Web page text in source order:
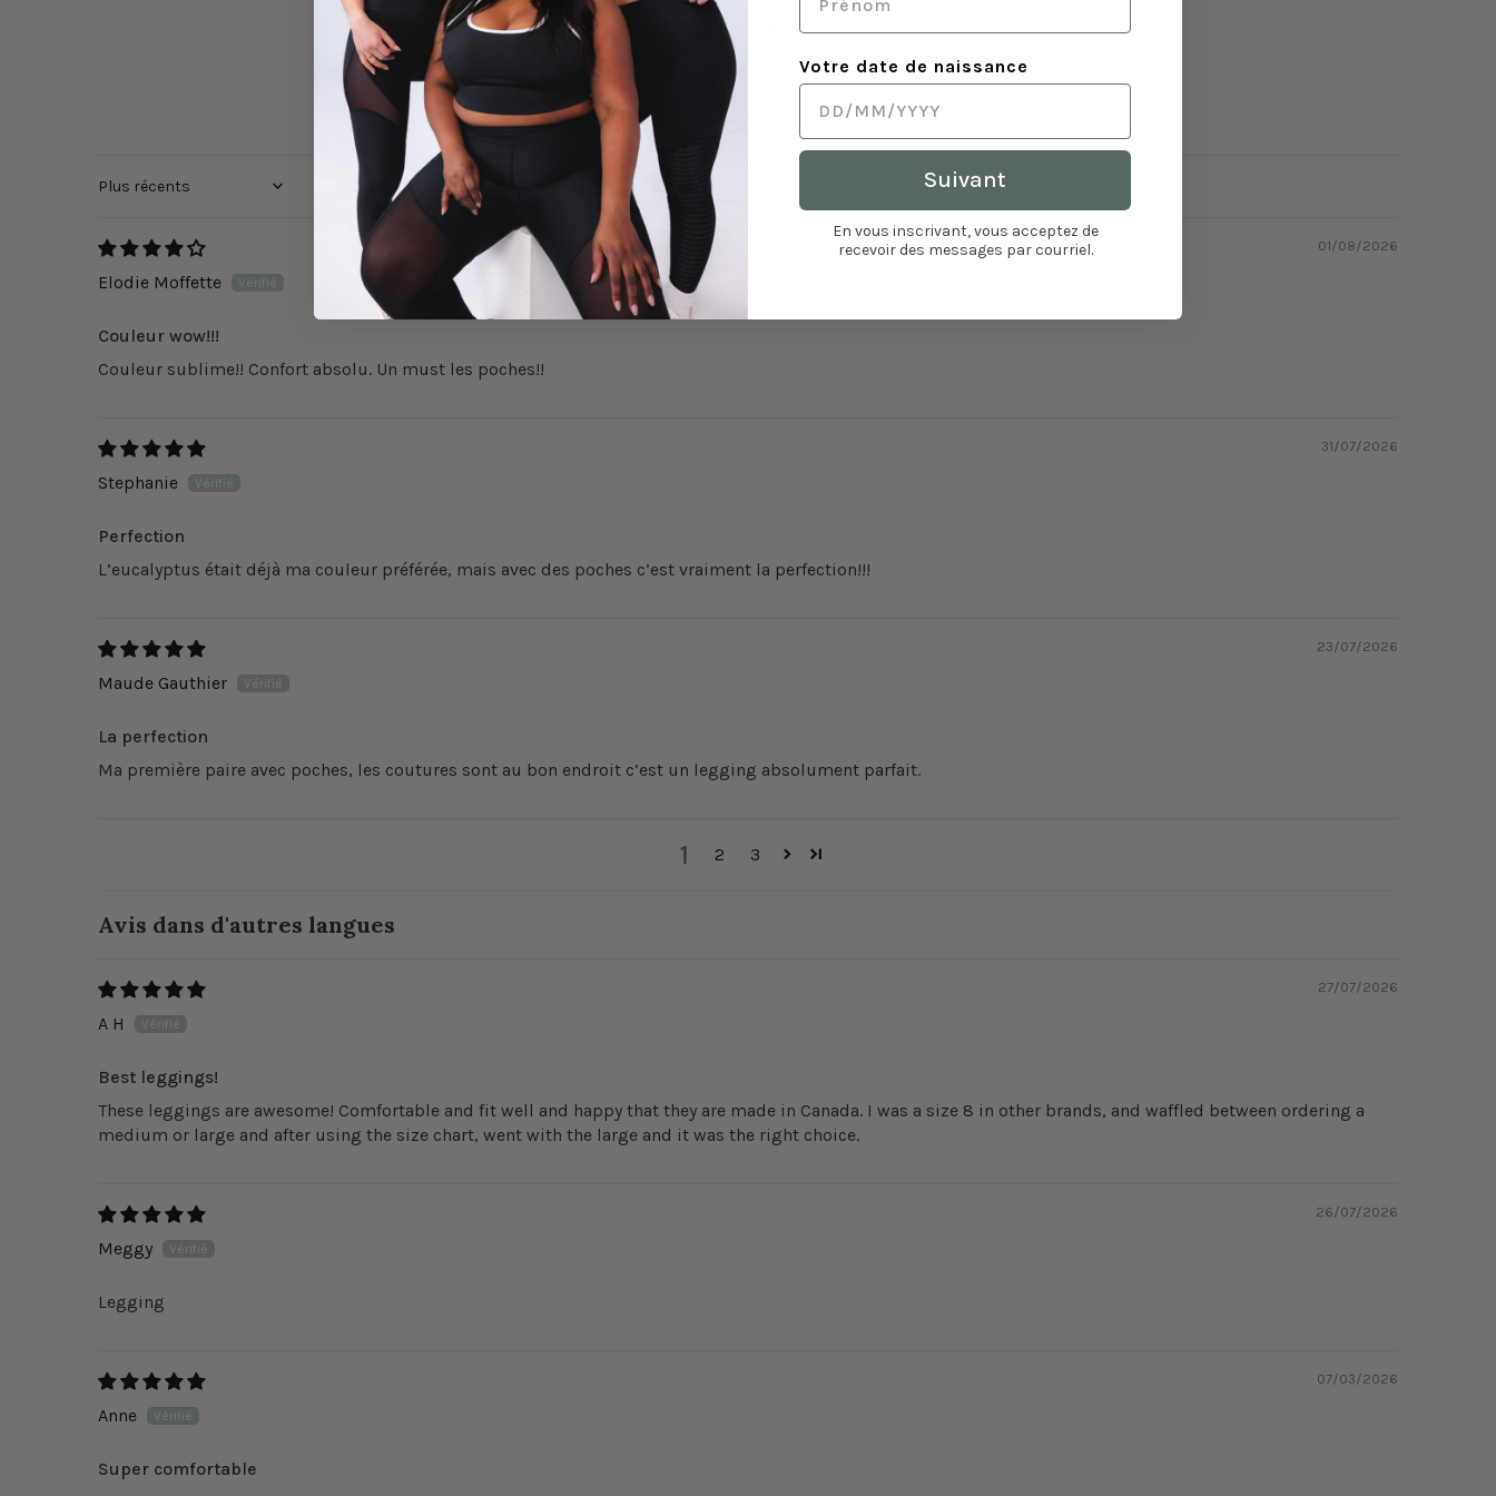
93.4
Sort by
01/08/2026
Elodie Moffette
Couleur wow!!!
Couleur sublime!! Confort absolu. Un must les poches!!
31/07/2026
Stephanie
Perfection
L’eucalyptus était déjà ma couleur préférée, mais avec des poches c’est vraiment la perfection!!!
23/07/2026
Maude Gauthier
La perfection
Ma première paire avec poches, les coutures sont au bon endroit c’est un legging absolument parfait.
1 2 3
Avis dans d'autres langues
27/07/2026
A H
Best leggings!
These leggings are awesome! Comfortable and fit well and happy that they are made in Canada. I was a size 8 in other brands, and waffled between ordering a
medium or large and after using the size chart, went with the large and it was the right choice.
26/07/2026
Meggy
Legging
07/03/2026
Anne
Super comfortable
Votre date de naissance
Suivant
En vous inscrivant, vous acceptez de
recevoir des messages par courriel.